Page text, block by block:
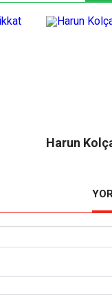
Harun